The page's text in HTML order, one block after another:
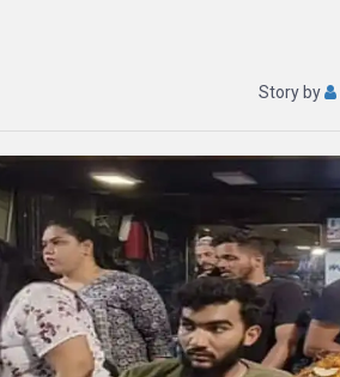
Story by